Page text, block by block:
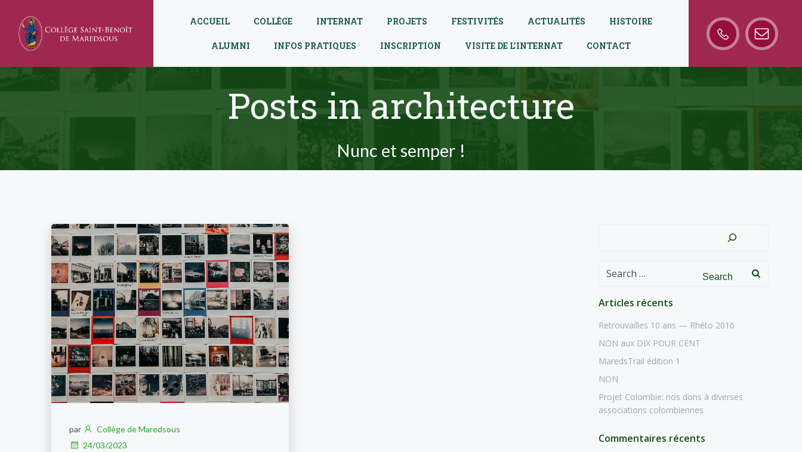
contenu
ACCUEIL COLLÈGE INTERNAT PROJETS FESTIVITÉS ACTUALITÉS HISTOIRE
ALUMNI INFOS PRATIQUES INSCRIPTION VISITE DE L’INTERNAT CONTACT
Posts in architecture
Nunc et semper !
par
Collège de Maredsous
24/03/2023
Search
Articles récents
Retrouvailles 10 ans — Rhéto 2016
NON aux DIX POUR CENT
MaredsTrail édition 1
NON
Projet Colombie: nos dons à diverses
associations colombiennes
Commentaires récents